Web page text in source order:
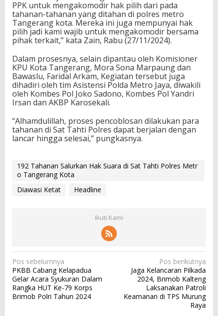
PPK untuk mengakomodir hak pilih dari pada
tahanan-tahanan yang ditahan di polres metro
Tangerang kota. Mereka ini juga mempunyai hak
pilih jadi kami wajib untuk mengakomodir bersama
pihak terkait,” kata Zain, Rabu (27/11/2024).
Dalam prosesnya, selain dipantau oleh Komisioner
KPU Kota Tangerang, Mora Sona Marpaung dan
Bawaslu, Faridal Arkam, Kegiatan tersebut juga
dihadiri oleh tim Asistensi Polda Metro Jaya, diwakili
oleh Kombes Pol Joko Sadono, Kombes Pol Yandri
Irsan dan AKBP Karosekali.
“Alhamdulillah, proses pencoblosan dilakukan para
tahanan di Sat Tahti Polres dapat berjalan dengan
lancar hingga selesai,” pungkasnya.
192 Tahanan Salurkan Hak Suara di Sat Tahti Polres Metr
o Tangerang Kota
Diawasi Ketat
Headline
Ikuti Kami
N
a
v
i
Pos sebelumnya
PKBB Cabang Kelapadua
Gelar Acara Syukuran Dalam
Rangka HUT Ke-79 Korps
Brimob Polri Tahun 2024
Pos berikutnya
Jaga Kelancaran Pilkada
2024, Brimob Kalteng
Laksanakan Patroli
Keamanan di TPS Murung
Raya